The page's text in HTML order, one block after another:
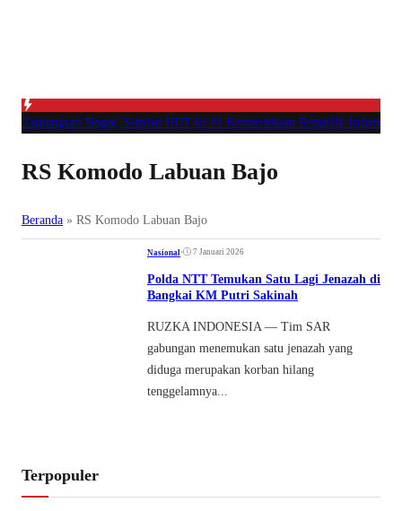
Tanjungsari Bogor, Sambut HUT ke 81 Kemerdekaan Republik Indonesia|
RS Komodo Labuan Bajo
Beranda » RS Komodo Labuan Bajo
Nasional • 7 Januari 2026
Polda NTT Temukan Satu Lagi Jenazah di
Bangkai KM Putri Sakinah
RUZKA INDONESIA — Tim SAR
gabungan menemukan satu jenazah yang
diduga merupakan korban hilang
tenggelamnya...
Terpopuler